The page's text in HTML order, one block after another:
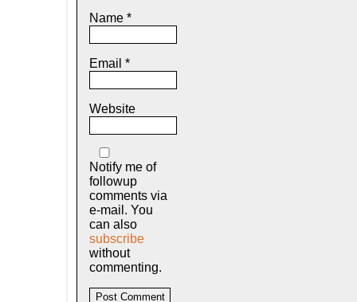
Name *
Email *
Website
Notify me of
followup
comments via
e-mail. You
can also
subscribe
without
commenting.